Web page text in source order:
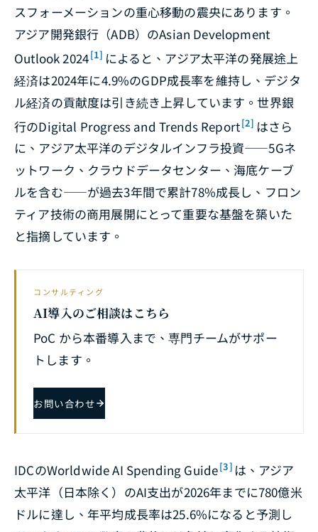
スフォーメーションの重心移動の震央にあります。
アジア開発銀行（ADB）のAsian Development
Outlook 2024[1] によると、アジア太平洋の発展途上
経済は2024年に4.9%のGDP成長率を維持し、デジタ
ル経済の貢献度は引き続き上昇しています。世界銀
行のDigital Progress and Trends Report[2] はさら
に、アジア太平洋のデジタルインフラ投資――5Gネ
ットワーク、クラウドデータセンター、海底ケーブ
ルを含む――が過去3年間で累計78%成長し、フロン
ティア技術の商用展開にとって重要な基盤を築いた
と指摘しています。
コンサルティング
AI導入のご相談はこちら
PoC から本番導入まで、専門チームがサポー
トします。
お問い合わせ
IDCのWorldwide AI Spending Guide[3] は、アジア
太平洋（日本除く）のAI支出が2026年までに780億米
ドルに達し、年平均成長率は25.6%になると予測し